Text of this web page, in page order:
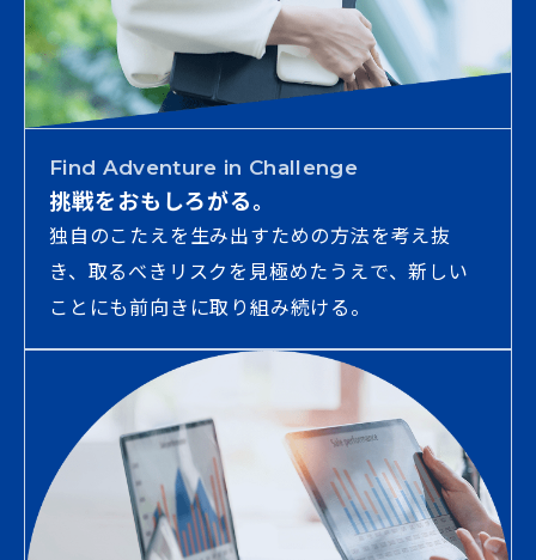
Find Adventure in Challenge
挑戦をおもしろがる。
独自のこたえを生み出すための方法を考え抜
き、取るべきリスクを見極めたうえで、新しい
ことにも前向きに取り組み続ける。